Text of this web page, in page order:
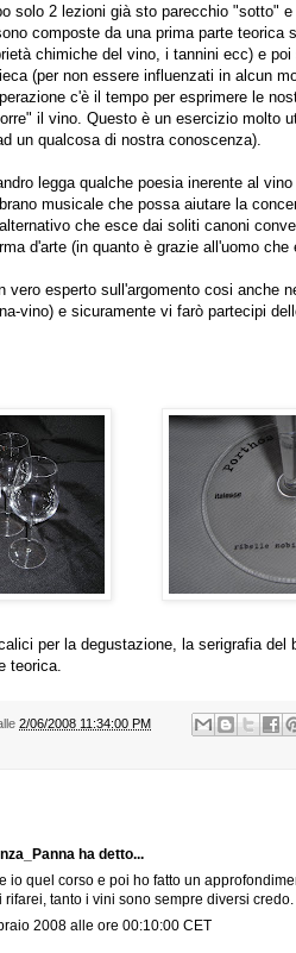
solo 2 lezioni già sto parecchio "sotto"
composte da una prima parte
chimiche del vino, i tannini ecc) e
(per non essere influenzati in alcun
c'è il tempo per esprimere le
il vino. Questo è un esercizio molto
un qualcosa di nostra conoscenza).
legga qualche poesia inerente al
musicale che possa aiutare la
che esce dai soliti canoni
d'arte (in quanto è grazie all'uomo che
vero esperto sull'argomento cosi anche
vino) e sicuramente vi farò partecipi
per la degustazione, la serigrafia del
teorica.
2/06/2008 11:34:00 PM
ha detto...
io quel corso e poi ho fatto un
rifarei, tanto i vini sono sempre diversi credo.
2008 alle ore 00:10:00 CET